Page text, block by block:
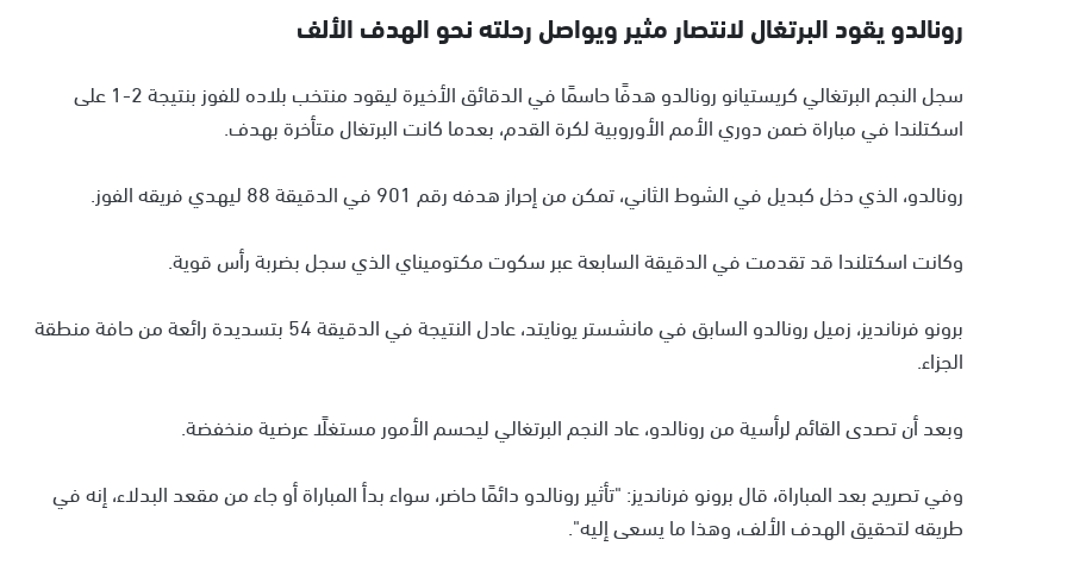
رونالدو يقود البرتغال لانتصار مثير ويواصل رحلته نحو الهدف الألف
سجل النجم البرتغالي كريستيانو رونالدو هدفًا حاسمًا في الدقائق الأخيرة ليقود منتخب بلاده للفوز بنتيجة 2-1 على
اسكتلندا في مباراة ضمن دوري الأمم الأوروبية لكرة القدم، بعدما كانت البرتغال متأخرة بهدف.
رونالدو، الذي دخل كبديل في الشوط الثاني، تمكن من إحراز هدفه رقم 901 في الدقيقة 88 ليهدي فريقه الفوز.
وكانت اسكتلندا قد تقدمت في الدقيقة السابعة عبر سكوت مكتوميناي الذي سجل بضربة رأس قوية.
برونو فرنانديز، زميل رونالدو السابق في مانشستر يونايتد، عادل النتيجة في الدقيقة 54 بتسديدة رائعة من حافة منطقة
الجزاء.
وبعد أن تصدى القائم لرأسية من رونالدو، عاد النجم البرتغالي ليحسم الأمور مستغلًا عرضية منخفضة.
وفي تصريح بعد المباراة، قال برونو فرنانديز: "تأثير رونالدو دائمًا حاضر، سواء بدأ المباراة أو جاء من مقعد البدلاء، إنه في
طريقه لتحقيق الهدف الألف، وهذا ما يسعى إليه".